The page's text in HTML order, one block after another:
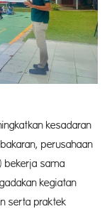
kesadaran
perusahaan
bekerja sama
kegiatan
serta praktek